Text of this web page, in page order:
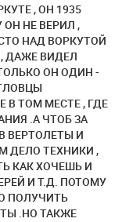
, ОН 1935
НЕ ВЕРИЛ ,
НАД ВОРКУТОЙ
ДАЖЕ ВИДЕЛ
ОН ОДИН -
В ТОМ МЕСТЕ , ГДЕ
.А ЧТОБ ЗА
ВЕРТОЛЕТЫ И
ДЕЛО ТЕХНИКИ ,
КАК ХОЧЕШЬ И
И Т.Д. ПОТОМУ
ПОЛУЧИТЬ
.НО ТАКЖЕ